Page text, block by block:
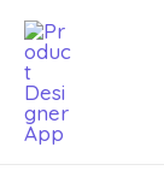
Skip
content